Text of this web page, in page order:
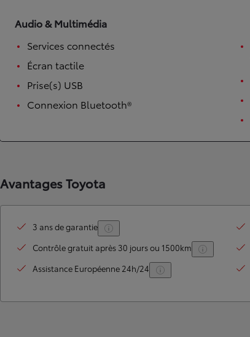
HYBRIDE OU HYBRIDE RECHARGEABLE
Disponible rapidement
Audio & Multimédia
Services connectés
Écran tactile
Prise(s) USB
Connexion Bluetooth®
Avantages Toyota
3 ans de garantie
Contrôle gratuit après 30 jours ou 1500km
Assistance Européenne 24h/24